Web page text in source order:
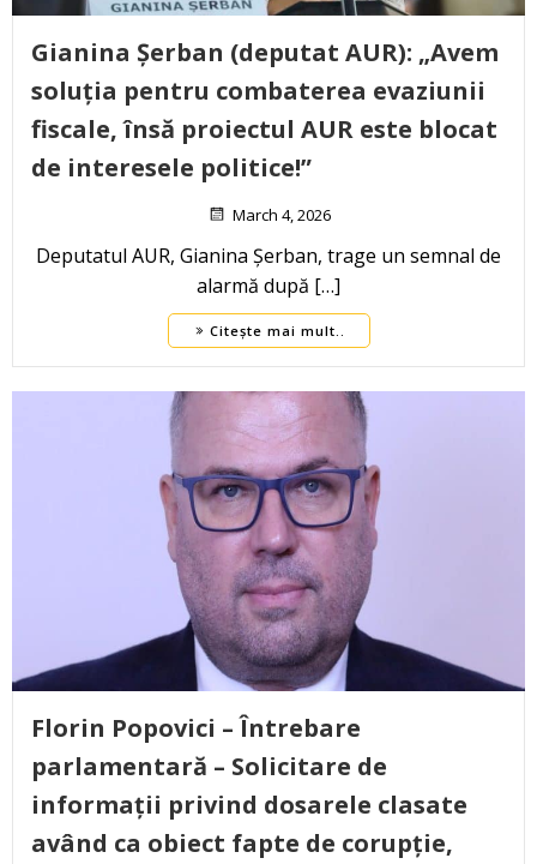
Gianina Șerban (deputat AUR): „Avem
soluția pentru combaterea evaziunii
fiscale, însă proiectul AUR este blocat
de interesele politice!”
March 4, 2026
Deputatul AUR, Gianina Șerban, trage un semnal de
alarmă după […]
Citește mai mult..
Florin Popovici – Întrebare
parlamentară – Solicitare de
informații privind dosarele clasate
având ca obiect fapte de corupție,